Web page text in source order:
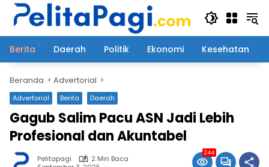
Langsung
Berita
Daerah Politik Ekonomi Kesehatan
Beranda Advertorial
Advertorial Berita Daerah
Gagub Salim Pacu ASN Jadi Lebih
Profesional dan Akuntabel
Pelitapagi
2 Min Baca
244